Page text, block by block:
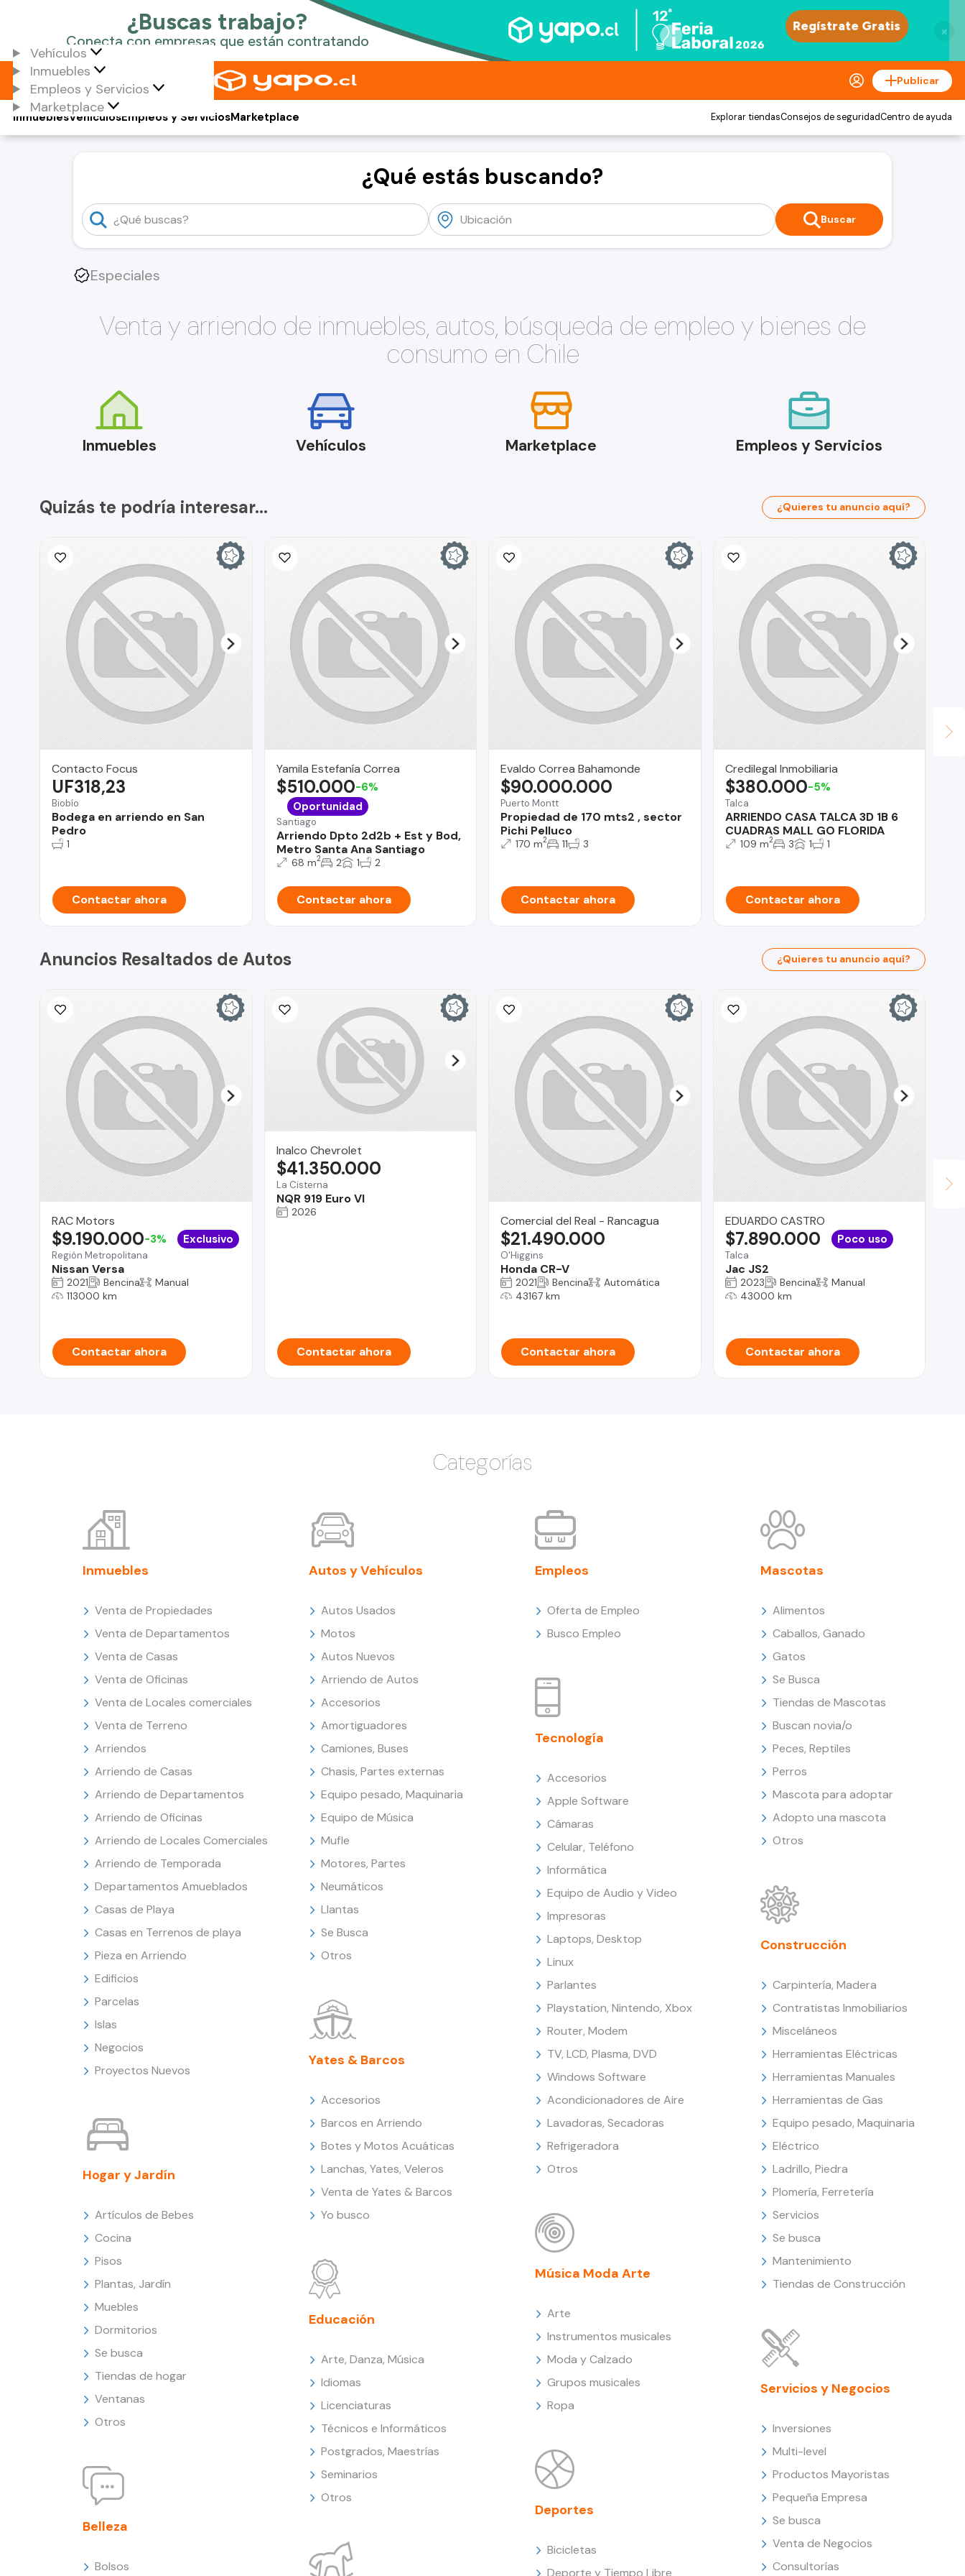
×
Vehículos
Inmuebles
Empleos y Servicios
Marketplace
Publicar
Vehículos
Inmuebles Empleos y ServiciosMarketplace Explorar tiendasConsejos de seguridadCentro de ayuda
¿Qué estás buscando?
Buscar
Especiales
Venta y arriendo de inmuebles, autos, búsqueda de empleo y bienes de
consumo en Chile
Inmuebles Vehículos Marketplace Empleos y Servicios
Quizás te podría interesar... ¿Quieres tu anuncio aquí?
Contacto Focus
Biobío
Bodega en arriendo en San
Pedro
UF318,23
1
Contactar ahora
Yamila Estefanía Correa
Santiago
Arriendo Dpto 2d2b + Est y Bod,
Metro Santa Ana Santiago
$510.000-6%
Oportunidad
68 m2 2 1 2
Contactar ahora
Evaldo Correa Bahamonde
Puerto Montt
Propiedad de 170 mts2 , sector
Pichi Pelluco
$90.000.000
170 m2 11 3
Contactar ahora
Credilegal Inmobiliaria
Talca
ARRIENDO CASA TALCA 3D 1B 6
CUADRAS MALL GO FLORIDA
$380.000-5%
109 m2 3 1 1
Contactar ahora
Anuncios Resaltados de Autos ¿Quieres tu anuncio aquí?
RAC Motors
Región Metropolitana
Nissan Versa
$9.190.000-3% Exclusivo
2021 Bencina
Manual
113000 km
Contactar ahora
Inalco Chevrolet
La Cisterna
NQR 919 Euro VI
$41.350.000
2026
Contactar ahora
Comercial del Real - Rancagua
O'Higgins
Honda CR-V
$21.490.000
2021 Bencina
Automática
43167 km
Contactar ahora
EDUARDO CASTRO
Talca
Jac JS2
$7.890.000 Poco uso
2023 Bencina
Manual
43000 km
Contactar ahora
Categorías
Inmuebles
Venta de Propiedades
Venta de Departamentos
Venta de Casas
Venta de Oficinas
Venta de Locales comerciales
Venta de Terreno
Arriendos
Arriendo de Casas
Arriendo de Departamentos
Arriendo de Oficinas
Arriendo de Locales Comerciales
Arriendo de Temporada
Departamentos Amueblados
Casas de Playa
Casas en Terrenos de playa
Pieza en Arriendo
Edificios
Parcelas
Islas
Negocios
Proyectos Nuevos
Hogar y Jardín
Artículos de Bebes
Cocina
Pisos
Plantas, Jardín
Muebles
Dormitorios
Se busca
Tiendas de hogar
Ventanas
Otros
Belleza
Bolsos
Autos y Vehículos
Autos Usados
Motos
Autos Nuevos
Arriendo de Autos
Accesorios
Amortiguadores
Camiones, Buses
Chasis, Partes externas
Equipo pesado, Maquinaria
Equipo de Música
Mufle
Motores, Partes
Neumáticos
Llantas
Se Busca
Otros
Yates & Barcos
Accesorios
Barcos en Arriendo
Botes y Motos Acuáticas
Lanchas, Yates, Veleros
Venta de Yates & Barcos
Yo busco
Educación
Arte, Danza, Música
Idiomas
Licenciaturas
Técnicos e Informáticos
Postgrados, Maestrías
Seminarios
Otros
Empleos
Oferta de Empleo
Busco Empleo
Tecnología
Accesorios
Apple Software
Cámaras
Celular, Teléfono
Informática
Equipo de Audio y Video
Impresoras
Laptops, Desktop
Linux
Parlantes
Playstation, Nintendo, Xbox
Router, Modem
TV, LCD, Plasma, DVD
Windows Software
Acondicionadores de Aire
Lavadoras, Secadoras
Refrigeradora
Otros
Música Moda Arte
Arte
Instrumentos musicales
Moda y Calzado
Grupos musicales
Ropa
Deportes
Bicicletas
Deporte y Tiempo Libre
Mascotas
Alimentos
Caballos, Ganado
Gatos
Se Busca
Tiendas de Mascotas
Buscan novia/o
Peces, Reptiles
Perros
Mascota para adoptar
Adopto una mascota
Otros
Construcción
Carpintería, Madera
Contratistas Inmobiliarios
Misceláneos
Herramientas Eléctricas
Herramientas Manuales
Herramientas de Gas
Equipo pesado, Maquinaria
Eléctrico
Ladrillo, Piedra
Plomería, Ferretería
Servicios
Se busca
Mantenimiento
Tiendas de Construcción
Servicios y Negocios
Inversiones
Multi-level
Productos Mayoristas
Pequeña Empresa
Se busca
Venta de Negocios
Consultorías